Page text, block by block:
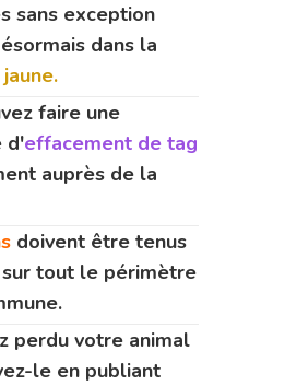
sans exception
dans la
faire une
d'effacement de tag
auprès de la
doivent être tenus
tout le périmètre
perdu votre animal
le en publiant